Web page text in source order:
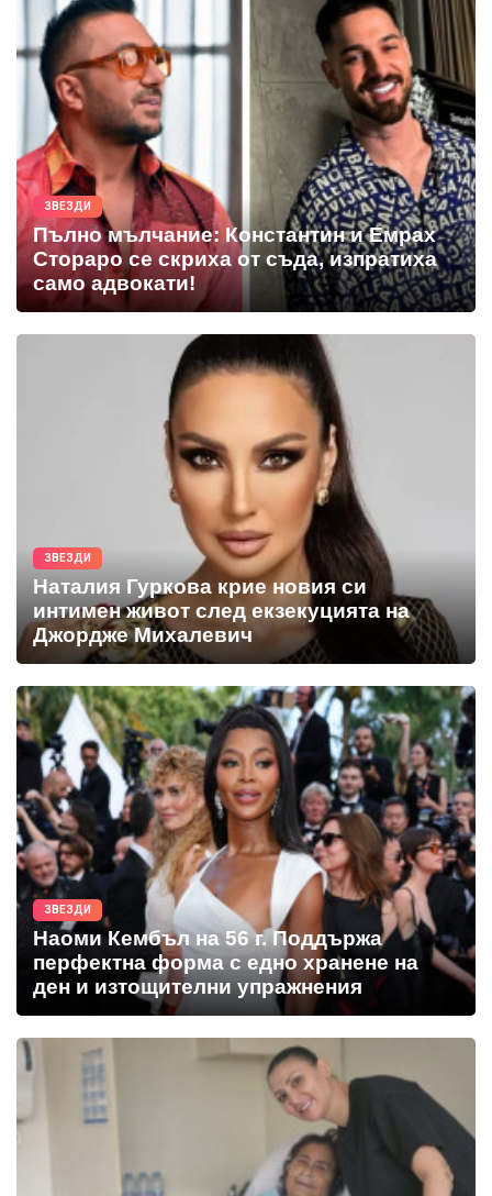
ЗВЕЗДИ
Пълно мълчание: Константин и Емрах
Стораро се скриха от съда, изпратиха
само адвокати!
ЗВЕЗДИ
Наталия Гуркова крие новия си
интимен живот след екзекуцията на
Джордже Михалевич
ЗВЕЗДИ
Наоми Кембъл на 56 г. Поддържа
перфектна форма с едно хранене на
ден и изтощителни упражнения